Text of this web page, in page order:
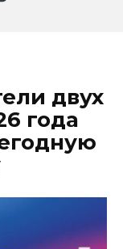
двух
года